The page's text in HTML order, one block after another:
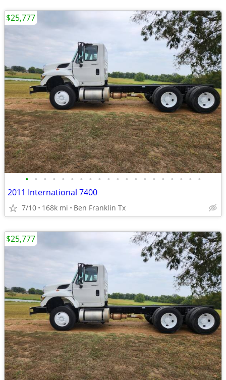
• • • • • • • • • • • • • • • • • • • •
2011 International 7400
7/10 168k mi Ben Franklin Tx
$25,777
$25,777